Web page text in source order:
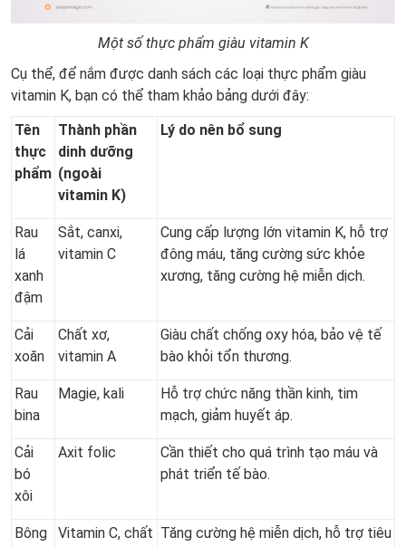
Một số thực phẩm giàu vitamin K
Cụ thể, để nắm được danh sách các loại thực phẩm giàu
vitamin K, bạn có thể tham khảo bảng dưới đây:
Tên
thực
phẩm
Thành phần
dinh dưỡng
(ngoài
vitamin K)
Lý do nên bổ sung
Rau
lá
xanh
đậm
Sắt, canxi,
vitamin C
Cung cấp lượng lớn vitamin K, hỗ trợ
đông máu, tăng cường sức khỏe
xương, tăng cường hệ miễn dịch.
Cải
xoăn
Chất xơ,
vitamin A
Giàu chất chống oxy hóa, bảo vệ tế
bào khỏi tổn thương.
Rau
bina
Magie, kali
Hỗ trợ chức năng thần kinh, tim
mạch, giảm huyết áp.
Cải
bó
xôi
Axit folic
Cần thiết cho quá trình tạo máu và
phát triển tế bào.
Bông
Vitamin C, chất Tăng cường hệ miễn dịch, hỗ trợ tiêu